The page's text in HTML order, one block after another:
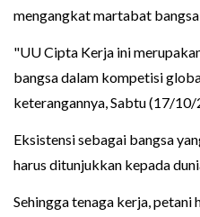
mengangkat martabat
"UU Cipta Kerja ini
bangsa dalam kompetisi
keterangannya, Sabtu (17/
Eksistensi sebagai bangsa
harus ditunjukkan kepada
Sehingga tenaga kerja, petani